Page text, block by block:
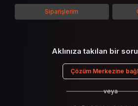
kullanımının avantajlarından
Siparişlerim
Aklınıza takılan bir
Çözüm Merkezine
veya